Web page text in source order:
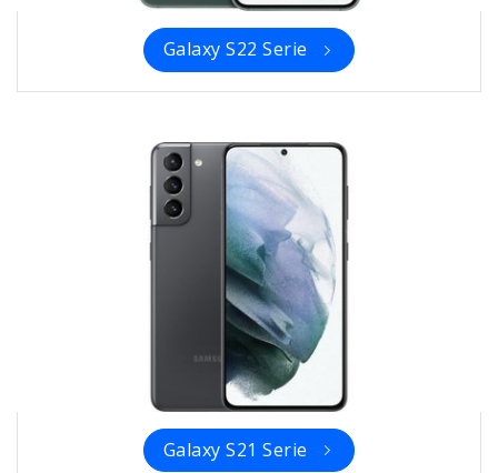
Galaxy S22 Serie
Galaxy S21 Serie